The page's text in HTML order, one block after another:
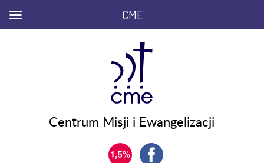
Centrum Misji i Ewangelizacji
CME